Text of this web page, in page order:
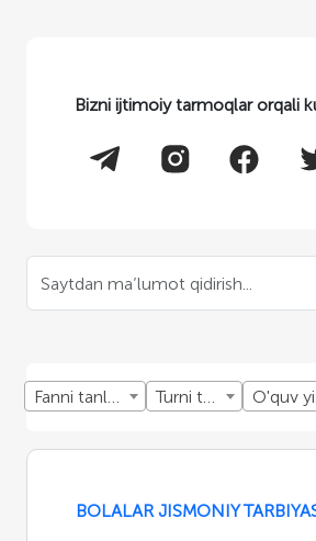
Bizni ijtimoiy tarmoqlar orqali
Fanni tanlang Turni tanlang
BOLALAR JISMONIY